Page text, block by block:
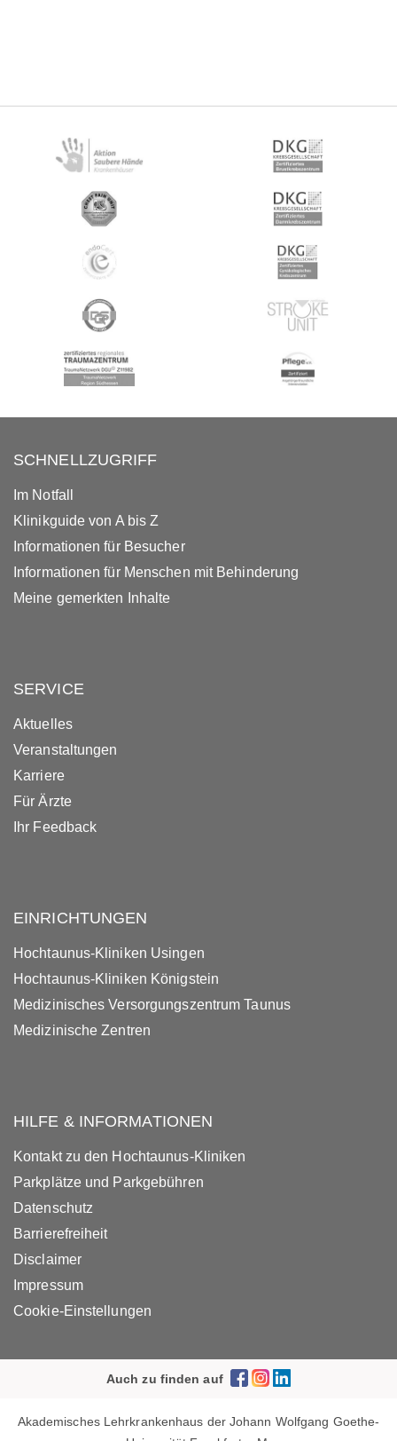
SCHNELLZUGRIFF
Im Notfall
Klinikguide von A bis Z
Informationen für Besucher
Informationen für Menschen mit Behinderung
Meine gemerkten Inhalte
SERVICE
Aktuelles
Veranstaltungen
Karriere
Für Ärzte
Ihr Feedback
EINRICHTUNGEN
Hochtaunus-Kliniken Usingen
Hochtaunus-Kliniken Königstein
Medizinisches Versorgungszentrum Taunus
Medizinische Zentren
HILFE & INFORMATIONEN
Kontakt zu den Hochtaunus-Kliniken
Parkplätze und Parkgebühren
Datenschutz
Barrierefreiheit
Disclaimer
Impressum
Cookie-Einstellungen
Auch zu finden auf
Akademisches Lehrkrankenhaus der Johann Wolfgang Goethe-